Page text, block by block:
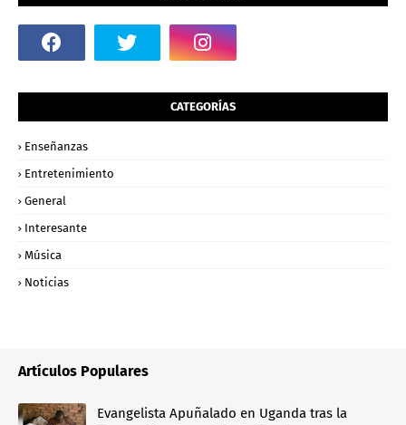
CATEGORÍAS
Enseñanzas
Entretenimiento
General
Interesante
Música
Noticias
Artículos Populares
Evangelista Apuñalado en Uganda tras la